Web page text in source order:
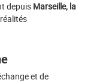
depuis Marseille, la
et de